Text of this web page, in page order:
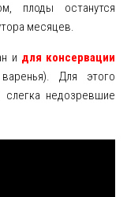
плоды останутся
месяцев.
и для консервации
Для этого
слегка недозревшие